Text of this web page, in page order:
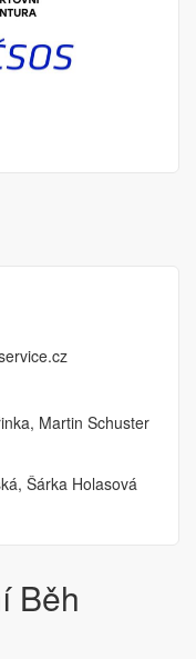
Martin Schuster
Šárka Holasová
Běh